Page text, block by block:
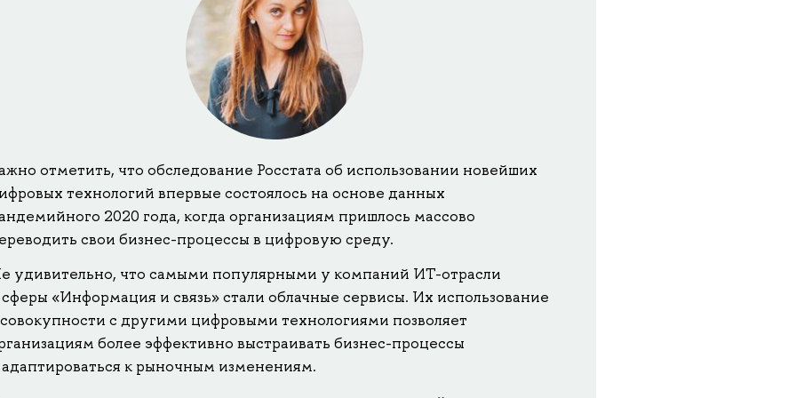
отметить, что обследование Росстата об использовании новейших
технологий впервые состоялось на основе данных
2020 года, когда организациям пришлось массово
свои бизнес-процессы в цифровую среду.
удивительно, что самыми популярными у компаний ИТ-отрасли
«Информация и связь» стали облачные сервисы. Их использование
с другими цифровыми технологиями позволяет
более эффективно выстраивать бизнес-процессы
к рыночным изменениям.